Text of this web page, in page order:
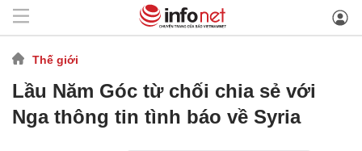
Thế giới
Lầu Năm Góc từ chối chia sẻ với
Nga thông tin tình báo về Syria